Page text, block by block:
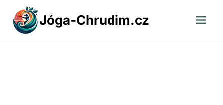
Přeskočit
obsah
Jóga-Chrudim.cz